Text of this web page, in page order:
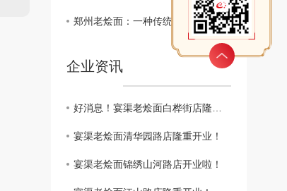
郑州老烩面：一种传统美味的品尝之旅
企业资讯
好消息！宴渠老烩面白桦街店隆重开业啦！
宴渠老烩面清华园路店隆重开业！
宴渠老烩面锦绣山河路店开业啦！